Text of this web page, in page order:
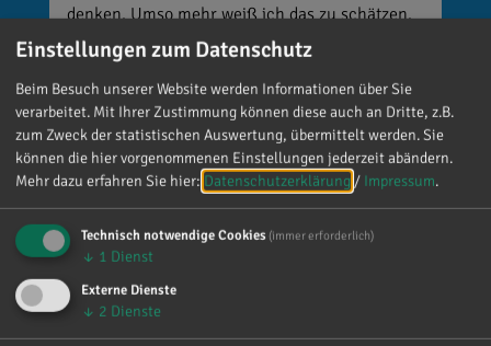
denken. Umso mehr weiß ich das zu schätzen.
Reinhard Brandl
vor 6 Tagen
Einstellungen zum Datenschutz
Beim Besuch unserer Website werden Informationen über Sie
verarbeitet. Mit Ihrer Zustimmung können diese auch an Dritte, z.B.
zum Zweck der statistischen Auswertung, übermittelt werden. Sie
können die hier vorgenommenen Einstellungen jederzeit abändern.
Mehr dazu erfahren Sie hier: Datenschutzerklärung / Impressum.
Technisch notwendige Cookies (immer erforderlich)
↓ 1 Dienst
Externe Dienste
↓ 2 Dienste